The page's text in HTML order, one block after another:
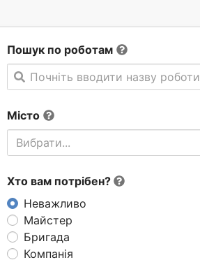
Пошук по роботам
Почніть вводити назву роботи
Місто
Вибрати...
Хто вам потрібен?
Неважливо
Майстер
Бригада
Компанія